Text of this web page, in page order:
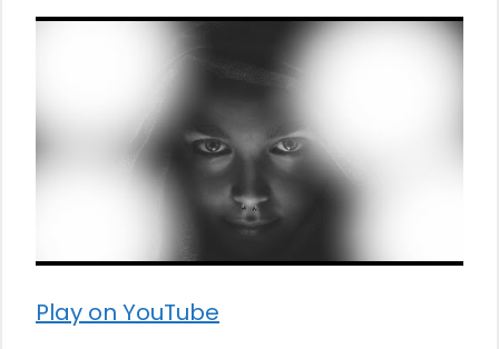
Play on YouTube